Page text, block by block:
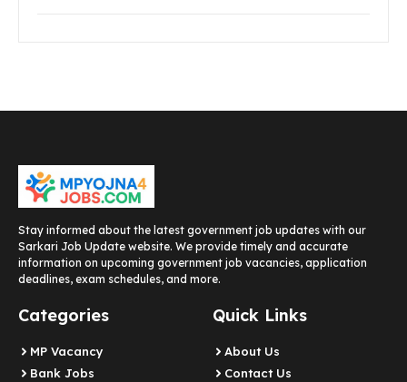
Stay informed about the latest government job updates with our
Sarkari Job Update website. We provide timely and accurate
information on upcoming government job vacancies, application
deadlines, exam schedules, and more.
Categories
MP Vacancy
Bank Jobs
Quick Links
About Us
Contact Us